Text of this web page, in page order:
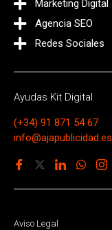
Marketing Digital
Agencia SEO
Redes Sociales
Ayudas Kit Digital
(+34) 91 871 54 67
info@ajapublicidad.es
Aviso Legal